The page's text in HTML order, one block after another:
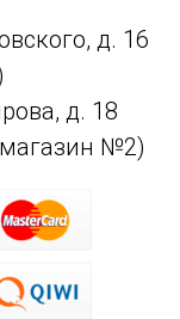
д. 16
д. 18
магазин №2)